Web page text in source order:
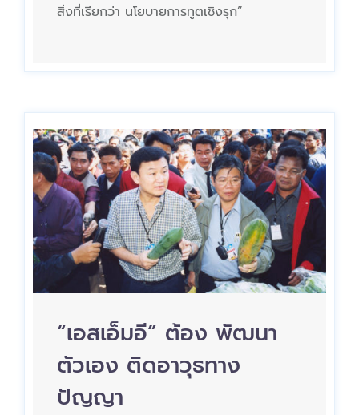
สิ่งที่เรียกว่า นโยบายการทูตเชิงรุก”
“เอสเอ็มอี” ต้อง พัฒนา
ตัวเอง ติดอาวุธทาง
ปัญญา